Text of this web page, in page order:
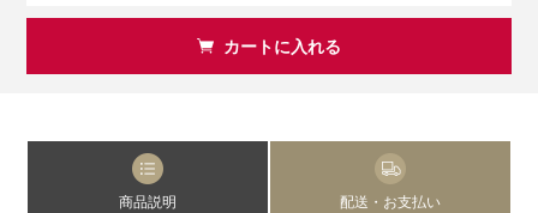
カートに入れる
商品説明 配送・お支払い